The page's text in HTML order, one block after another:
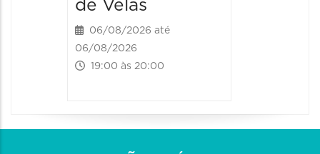
de Velas
06/08/2026 até
06/08/2026
19:00 às 20:00